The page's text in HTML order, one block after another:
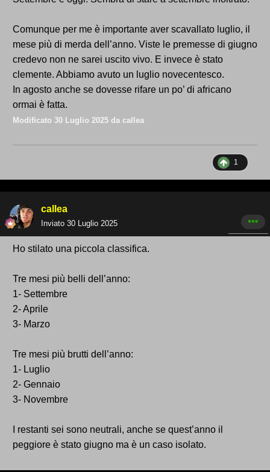
Comunque per me è importante aver scavallato luglio, il
mese più di merda dell’anno. Viste le premesse di giugno
credevo non ne sarei uscito vivo. E invece è stato
clemente. Abbiamo avuto un luglio novecentesco.
In agosto anche se dovesse rifare un po’ di africano
ormai è fatta.
Modificato 30 Luglio 2025 da callea
1
callea
Inviato 30 Luglio 2025
Ho stilato una piccola classifica.
Tre mesi più belli dell’anno:
1- Settembre
2- Aprile
3- Marzo
Tre mesi più brutti dell’anno:
1- Luglio
2- Gennaio
3- Novembre
I restanti sei sono neutrali, anche se quest’anno il
peggiore è stato giugno ma è un caso isolato.